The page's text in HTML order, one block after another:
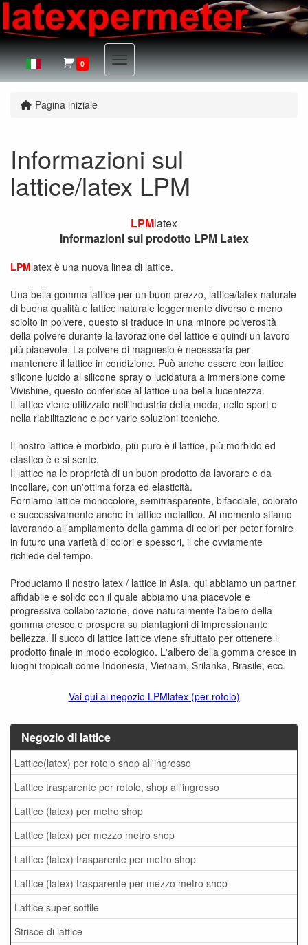
0 Menu
Negozio di lattice
Lattice(latex) per rotolo shop all'ingrosso
Lattice trasparente per rotolo, shop all'ingrosso
Lattice (latex) per metro shop
Lattice (latex) per mezzo metro shop
Lattice (latex) trasparente per metro shop
Lattice (latex) trasparente per mezzo metro shop
Lattice super sottile
Strisce di lattice
Pagina iniziale
Informazioni sul
lattice/latex LPM
LPMlatex
Informazioni sul prodotto LPM Latex
LPMlatex è una nuova linea di lattice.
Una bella gomma lattice per un buon prezzo, lattice/latex naturale
di buona qualità e lattice naturale leggermente diverso e meno
sciolto in polvere, questo si traduce in una minore polverosità
della polvere durante la lavorazione del lattice e quindi un lavoro
più piacevole. La polvere di magnesio è necessaria per
mantenere il lattice in condizione. Può anche essere con lattice
silicone lucido al silicone spray o lucidatura a immersione come
Vivishine, questo conferisce al lattice una bella lucentezza.
Il lattice viene utilizzato nell'industria della moda, nello sport e
nella riabilitazione e per varie soluzioni tecniche.
Il nostro lattice è morbido, più puro è il lattice, più morbido ed
elastico è e si sente.
Il lattice ha le proprietà di un buon prodotto da lavorare e da
incollare, con un'ottima forza ed elasticità.
Forniamo lattice monocolore, semitrasparente, bifacciale, colorato
e successivamente anche in lattice metallico. Al momento stiamo
lavorando all'ampliamento della gamma di colori per poter fornire
in futuro una varietà di colori e spessori, il che ovviamente
richiede del tempo.
Produciamo il nostro latex / lattice in Asia, qui abbiamo un partner
affidabile e solido con il quale abbiamo una piacevole e
progressiva collaborazione, dove naturalmente l'albero della
gomma cresce e prospera su piantagioni di impressionante
bellezza. Il succo di lattice lattice viene sfruttato per ottenere il
prodotto finale in modo ecologico. L'albero della gomma cresce in
luoghi tropicali come Indonesia, Vietnam, Srilanka, Brasile, ecc.
Vai qui al negozio LPMlatex (per rotolo)